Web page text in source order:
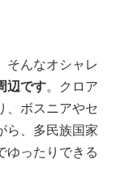
そんなオシャレ
辺です。クロア
、ボスニアやセ
ら、多民族国家
ゆったりできる